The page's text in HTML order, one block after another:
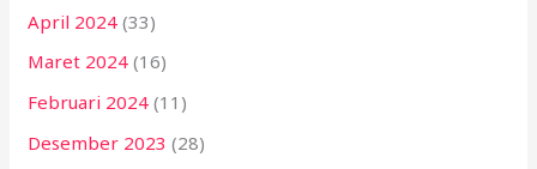
April 2024 (33)
Maret 2024 (16)
Februari 2024 (11)
Desember 2023 (28)